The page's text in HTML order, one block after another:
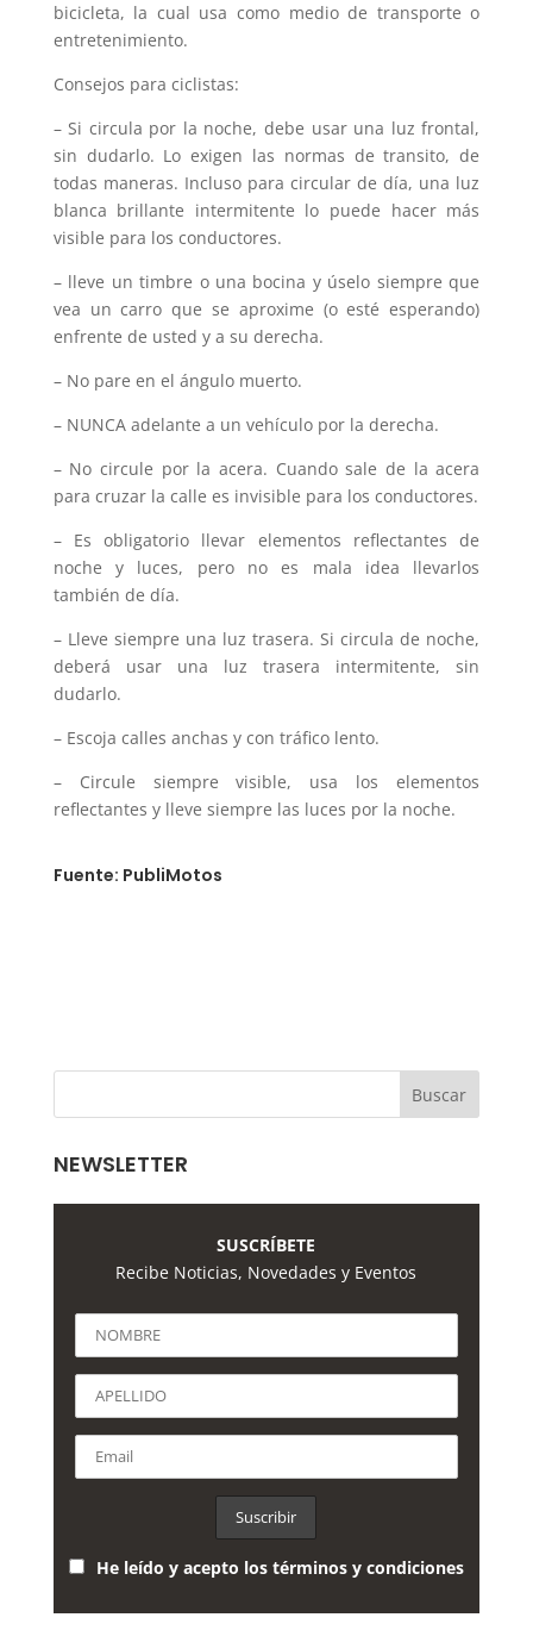
bicicleta, la cual usa como medio de transporte o
entretenimiento.
Consejos para ciclistas:
– Si circula por la noche, debe usar una luz frontal,
sin dudarlo. Lo exigen las normas de transito, de
todas maneras. Incluso para circular de día, una luz
blanca brillante intermitente lo puede hacer más
visible para los conductores.
– lleve un timbre o una bocina y úselo siempre que
vea un carro que se aproxime (o esté esperando)
enfrente de usted y a su derecha.
– No pare en el ángulo muerto.
– NUNCA adelante a un vehículo por la derecha.
– No circule por la acera. Cuando sale de la acera
para cruzar la calle es invisible para los conductores.
– Es obligatorio llevar elementos reflectantes de
noche y luces, pero no es mala idea llevarlos
también de día.
– Lleve siempre una luz trasera. Si circula de noche,
deberá usar una luz trasera intermitente, sin
dudarlo.
– Escoja calles anchas y con tráfico lento.
– Circule siempre visible, usa los elementos
reflectantes y lleve siempre las luces por la noche.
Fuente: PubliMotos
NEWSLETTER
SUSCRÍBETE
Recibe Noticias, Novedades y Eventos
He leído y acepto los términos y condiciones